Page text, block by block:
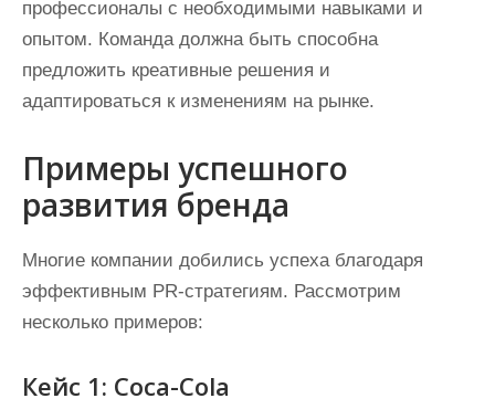
профессионалы с необходимыми навыками и
опытом. Команда должна быть способна
предложить креативные решения и
адаптироваться к изменениям на рынке.
Примеры успешного
развития бренда
Многие компании добились успеха благодаря
эффективным PR-стратегиям. Рассмотрим
несколько примеров:
Кейс 1: Coca-Cola